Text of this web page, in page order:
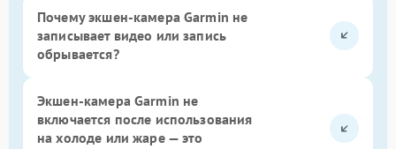
Почему экшен-камера Garmin не
записывает видео или запись
обрывается?
Экшен-камера Garmin не
включается после использования
на холоде или жаре — это